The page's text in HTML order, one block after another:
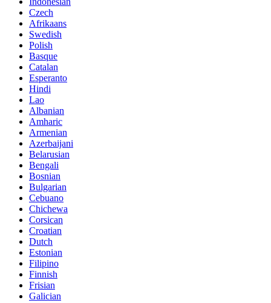
Czech
Afrikaans
Swedish
Polish
Basque
Catalan
Esperanto
Hindi
Lao
Albanian
Amharic
Armenian
Azerbaijani
Belarusian
Bengali
Bosnian
Bulgarian
Cebuano
Chichewa
Corsican
Croatian
Dutch
Estonian
Filipino
Finnish
Frisian
Galician